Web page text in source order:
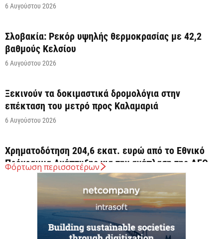
6 Αυγούστου 2026
Σλοβακία: Ρεκόρ υψηλής θερμοκρασίας με 42,2
βαθμούς Κελσίου
6 Αυγούστου 2026
Ξεκινούν τα δοκιμαστικά δρομολόγια στην
επέκταση του μετρό προς Καλαμαριά
6 Αυγούστου 2026
Χρηματοδότηση 204,6 εκατ. ευρώ από το Εθνικό
Πρόγραμμα Ανάπτυξης για την ανάπλαση της ΔΕΘ
ΟΠΕΚΑ: Αύριο η δεύτερη πληρωμή των δικαιούχων
του Λογαριασμού Αγροτικής Εστίας
Φόρτωση περισσοτέρων